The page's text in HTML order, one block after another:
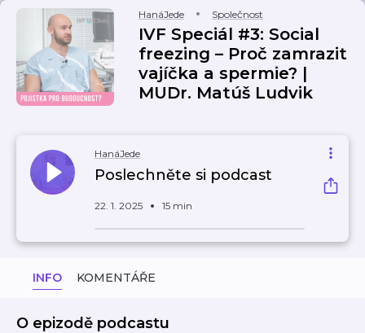
HanáJede Společnost
IVF Speciál #3: Social
freezing – Proč zamrazit
vajíčka a spermie? |
MUDr. Matúš Ludvik
HanáJede
Poslechněte si podcast
22. 1. 2025 15 min
INFO KOMENTÁŘE
O epizodě podcastu